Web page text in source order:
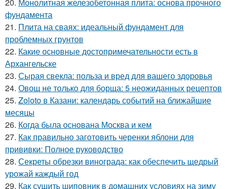
фундамента
21. Плита на сваях: идеальный фундамент для
проблемных грунтов
22. Какие основные достопримечательности есть в
Архангельске
23. Сырая свекла: польза и вред для вашего здоровья
24. Овощ не только для борща: 5 неожиданных рецептов
25. Zoloto в Казани: календарь событий на ближайшие
месяцы
26. Когда была основана Москва и кем
27. Как правильно заготовить черенки яблони для
прививки: Полное руководство
28. Секреты обрезки винограда: как обеспечить щедрый
урожай каждый год
29. Как сушить шиповник в домашних условиях на зиму